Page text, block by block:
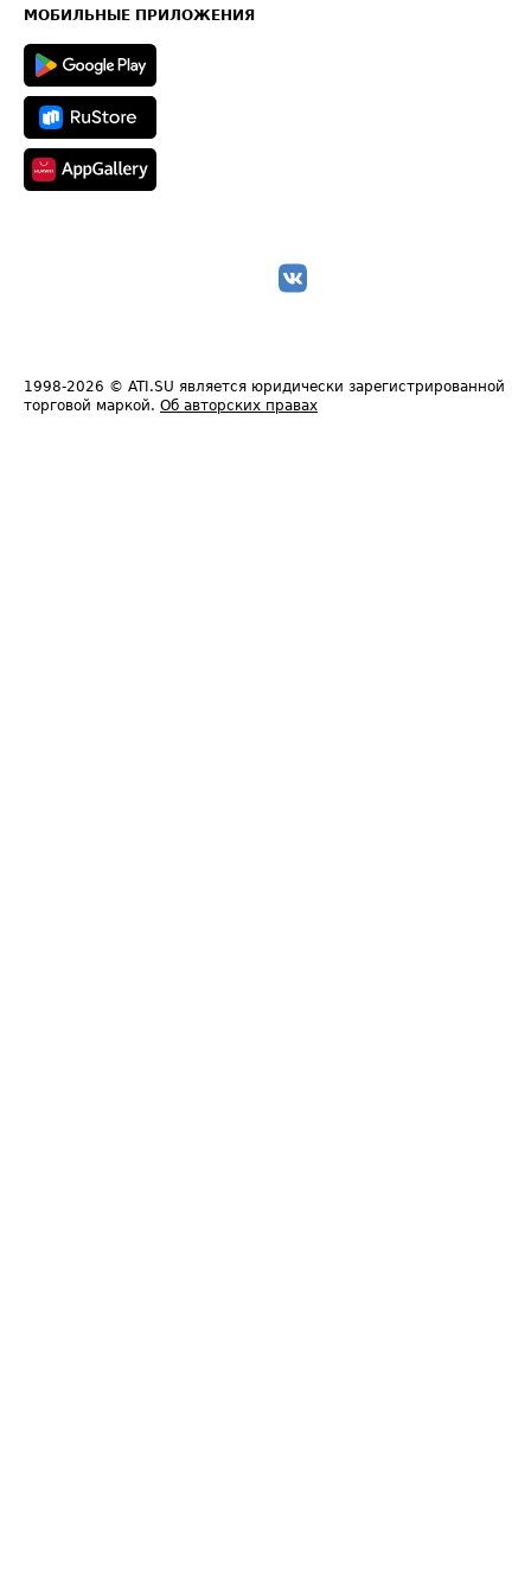
Техническая информация
МОБИЛЬНЫЕ ПРИЛОЖЕНИЯ
1998-2026 © ATI.SU является юридически зарегистрированной
торговой маркой. Об авторских правах